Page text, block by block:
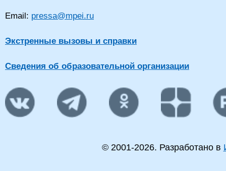
Email: pressa@mpei.ru
Экстренные вызовы и справки
Сведения об образовательной организации
© 2001-2026. Разработано в